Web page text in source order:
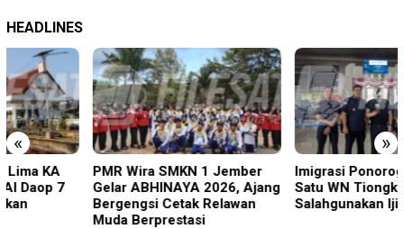
HEADLINES
« »
PMR Wira SMKN 1 Jember
Gelar ABHINAYA 2026, Ajang
Bergengsi Cetak Relawan
Muda Berprestasi
Imigrasi Ponorogo Deportasi
Satu WN Tiongkok
Salahgunakan Ijin Tinggal